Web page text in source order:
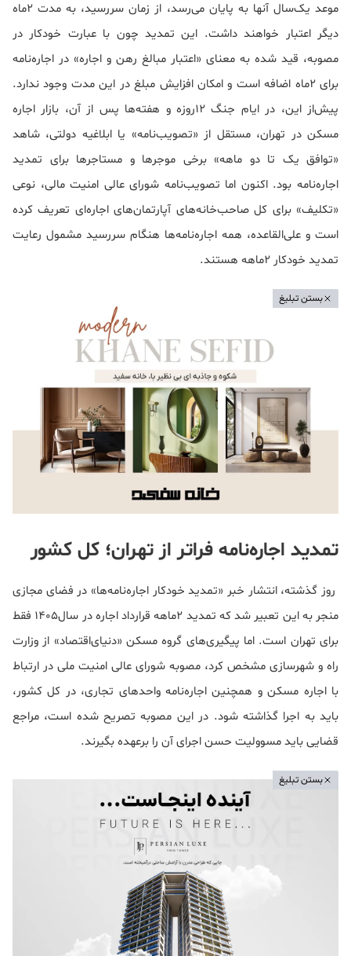
موعد یک‌سال آنها به پایان می‌رسد، از زمان سررسید، به مدت 2ماه
دیگر اعتبار خواهند داشت. این تمدید چون با عبارت خودکار در
مصوبه، قید شده به معنای «اعتبار مبالغ رهن و اجاره» در اجاره‌نامه
برای 2ماه اضافه است و امکان افزایش مبلغ در این مدت وجود ندارد.
پیش‌از این، در ایام جنگ 12روزه و هفته‌ها پس از آن، بازار اجاره
مسکن در تهران، مستقل از «تصویب‌نامه» یا ابلاغیه دولتی، شاهد
«توافق یک تا دو ماهه» برخی موجرها و مستاجرها برای تمدید
اجاره‌نامه بود. اکنون اما تصویب‌نامه شورای عالی امنیت مالی، نوعی
«تکلیف» برای کل صاحب‌خانه‌های آپارتمان‌های اجاره‌ای تعریف کرده
است و علی‌القاعده، همه اجاره‌نامه‌ها هنگام سررسید مشمول رعایت
تمدید خودکار 2ماهه هستند.
بستن تبلیغ
تمدید اجاره‌نامه فراتر از تهران؛ کل کشور
روز گذشته، انتشار خبر «تمدید خودکار اجاره‌نامه‌ها» در فضای مجازی
منجر به این تعبیر شد که تمدید 2ماهه قرارداد اجاره در سال1405 فقط
برای تهران است. اما پیگیری‌های گروه مسکن «دنیای‌اقتصاد» از وزارت
راه و شهرسازی مشخص کرد، مصوبه شورای عالی امنیت ملی در ارتباط
با اجاره مسکن و همچنین اجاره‌نامه واحدهای تجاری، در کل کشور،
باید به اجرا گذاشته شود. در این مصوبه تصریح شده است، مراجع
قضایی باید مسوولیت حسن اجرای آن را برعهده بگیرند.
بستن تبلیغ